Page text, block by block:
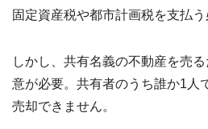
固定資産税や都市計画税を支払う
しかし、共有名義の不動産を売
意が必要。共有者のうち誰か1人
売却できません。